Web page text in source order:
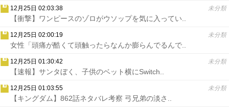
12月25日 02:03:38 未分類
【衝撃】ワンピースのゾロがウソップを気に入ってい..
12月25日 02:00:19 未分類
女性「頭痛が酷くて頭触ったらなんか膨らんでるんで..
12月25日 01:30:42 未分類
【速報】サンタぼく、子供のベット横にSwitch..
12月25日 01:03:55 未分類
【キングダム】862話ネタバレ考察 弓兄弟の淡さ..